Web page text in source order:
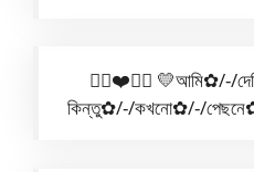
✿⃟❤️✺⃟ 💛আমি✿/-/
কিন্তু✿/-/কখনো✿/-/